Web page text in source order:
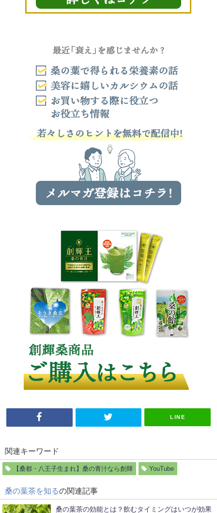
LINE
関連キーワード
【桑都・八王子生まれ】桑の青汁なら創輝 YouTube
桑の葉茶を知るの関連記事
桑の葉茶の効能とは？飲むタイミングはいつが効果